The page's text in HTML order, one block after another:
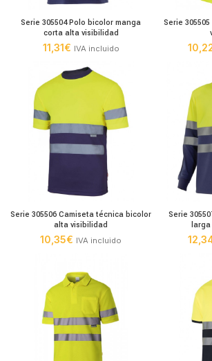
Serie 305504 Polo bicolor manga
corta alta visibilidad
11,31€ IVA incluido
Serie
Serie 305506 Camiseta técnica bicolor
alta visibilidad
10,35€ IVA incluido
Serie